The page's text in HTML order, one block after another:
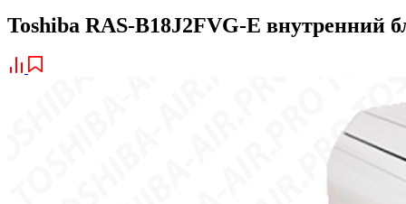
Toshiba RAS-B18J2FVG-E внутренний